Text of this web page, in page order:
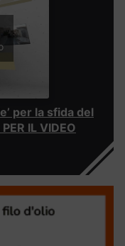
per la sfida del
IL VIDEO